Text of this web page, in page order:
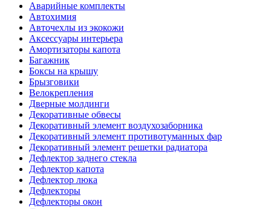
Аварийные комплекты
Автохимия
Авточехлы из экокожи
Аксессуары интерьера
Амортизаторы капота
Багажник
Боксы на крышу
Брызговики
Велокрепления
Дверные молдинги
Декоративные обвесы
Декоративный элемент воздухозаборника
Декоративный элемент противотуманных фар
Декоративный элемент решетки радиатора
Дефлектор заднего стекла
Дефлектор капота
Дефлектор люка
Дефлекторы
Дефлекторы окон